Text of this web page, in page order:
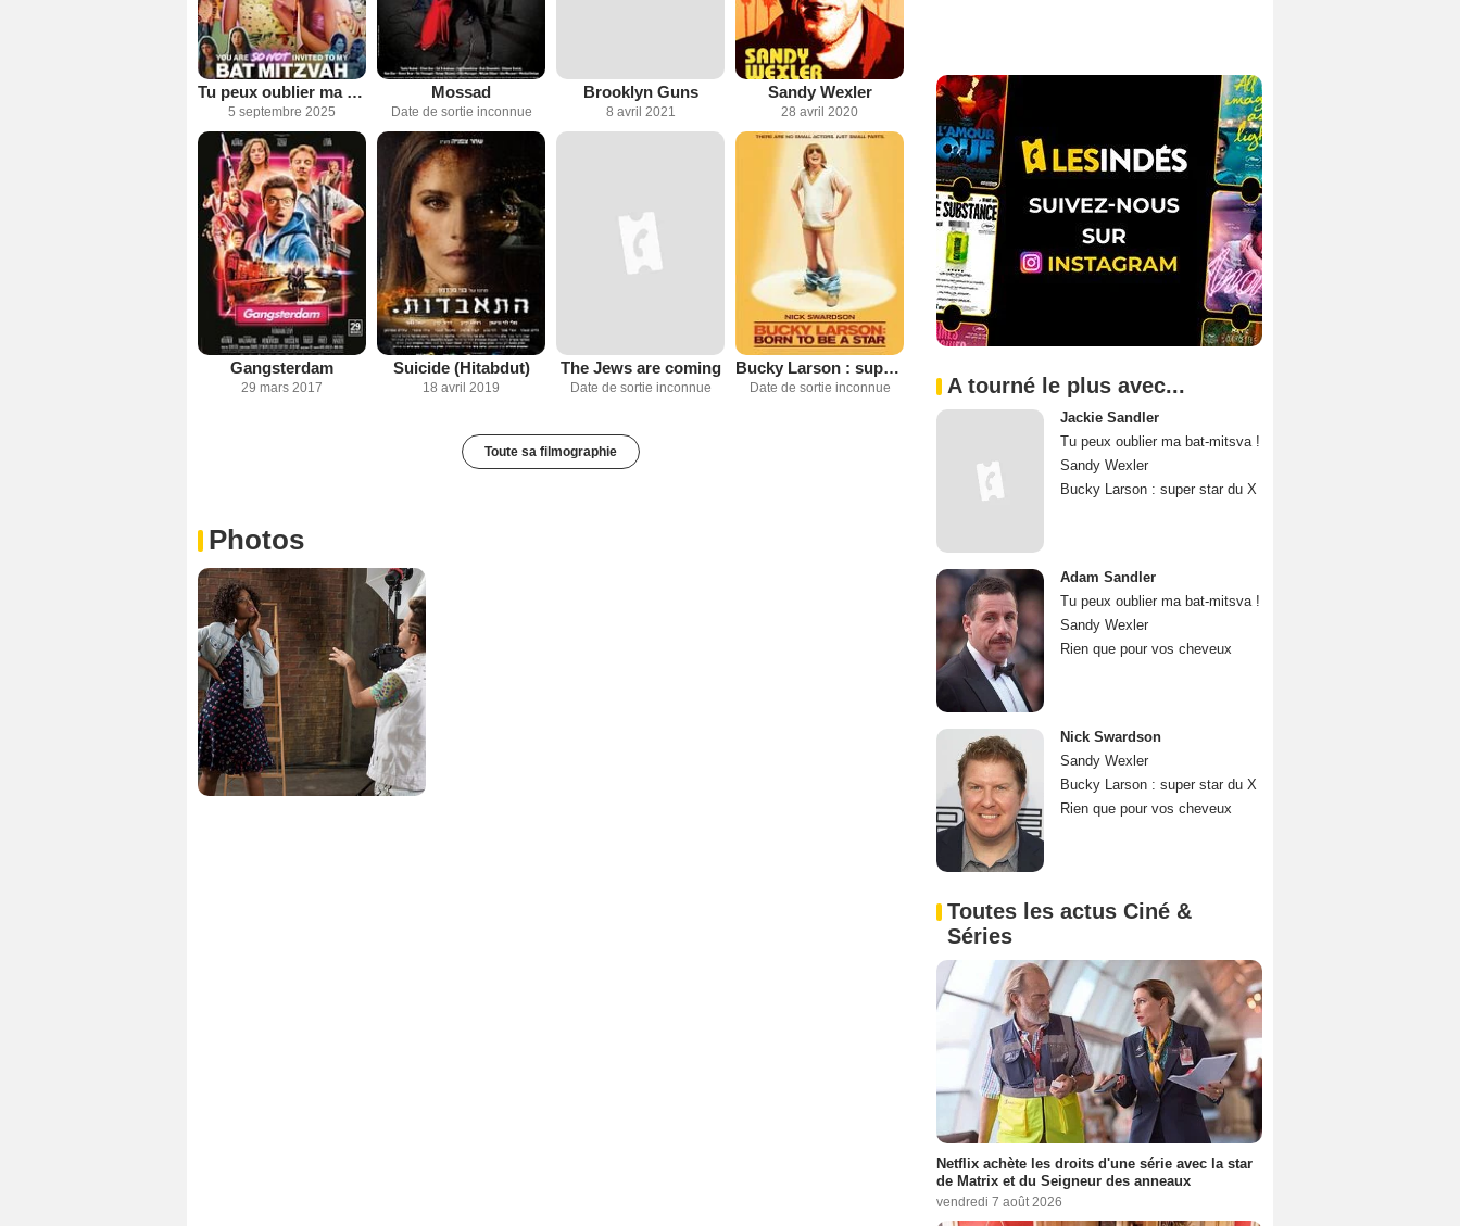
Tu peux oublier ma bat-mitsva !
5 septembre 2025
Mossad
Date de sortie inconnue
Brooklyn Guns
8 avril 2021
Sandy Wexler
28 avril 2020
Gangsterdam
29 mars 2017
Suicide (Hitabdut)
18 avril 2019
The Jews are coming
Date de sortie inconnue
Bucky Larson : super star du X
Date de sortie inconnue
Toute sa filmographie
Photos
A tourné le plus avec...
Jackie Sandler
Tu peux oublier ma bat-mitsva !
Sandy Wexler
Bucky Larson : super star du X
Adam Sandler
Tu peux oublier ma bat-mitsva !
Sandy Wexler
Rien que pour vos cheveux
Nick Swardson
Sandy Wexler
Bucky Larson : super star du X
Rien que pour vos cheveux
Toutes les actus Ciné &
Séries
Netflix achète les droits d'une série avec la star
de Matrix et du Seigneur des anneaux
vendredi 7 août 2026